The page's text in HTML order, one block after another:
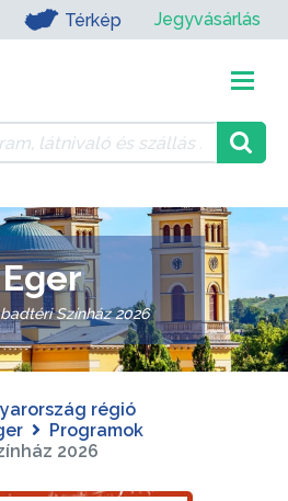
Térkép Jegyvásárlás
Eger
Színház 2026
régió
Programok
2026